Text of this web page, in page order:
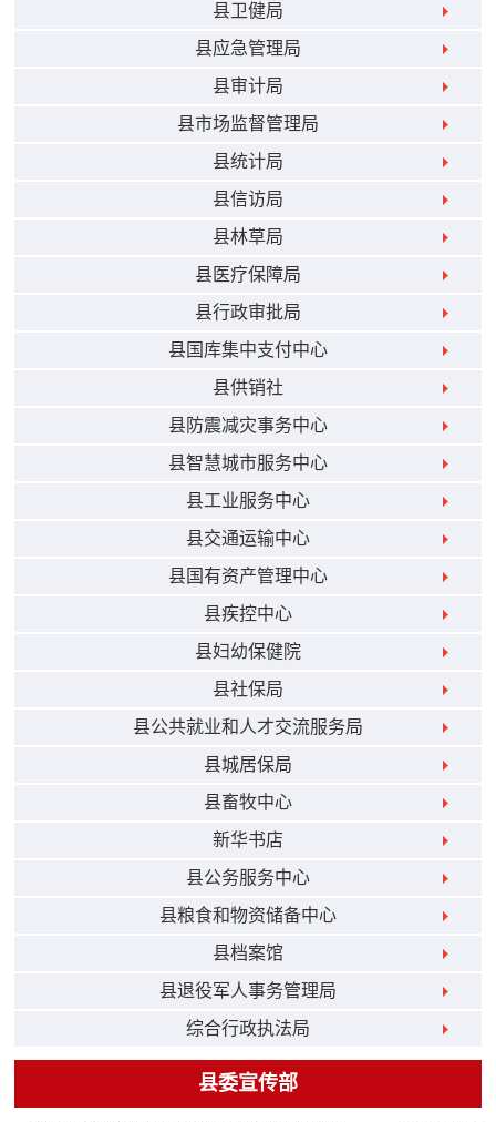
县卫健局
县应急管理局
县审计局
县市场监督管理局
县统计局
县信访局
县林草局
县医疗保障局
县行政审批局
县国库集中支付中心
县供销社
县防震减灾事务中心
县智慧城市服务中心
县工业服务中心
县交通运输中心
县国有资产管理中心
县疾控中心
县妇幼保健院
县社保局
县公共就业和人才交流服务局
县城居保局
县畜牧中心
新华书店
县公务服务中心
县粮食和物资储备中心
县档案馆
县退役军人事务管理局
综合行政执法局
县委宣传部